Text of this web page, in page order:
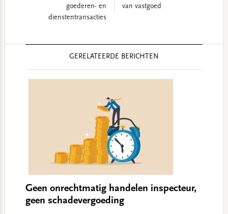
goederen- en
dienstentransacties
van vastgoed
GERELATEERDE BERICHTEN
Geen onrechtmatig handelen inspecteur,
geen schadevergoeding